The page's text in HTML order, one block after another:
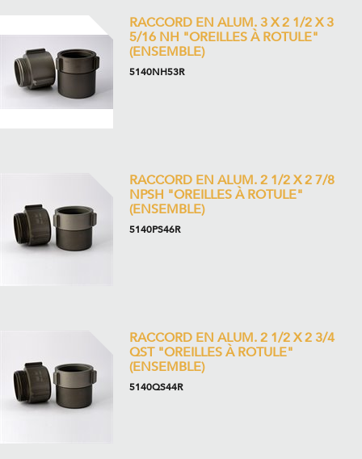
RACCORD EN ALUM. 3 X 2 1/2 X 3
5/16 NH "OREILLES À ROTULE"
(ENSEMBLE)
5140NH53R
RACCORD EN ALUM. 2 1/2 X 2 7/8
NPSH "OREILLES À ROTULE"
(ENSEMBLE)
5140PS46R
RACCORD EN ALUM. 2 1/2 X 2 3/4
QST "OREILLES À ROTULE"
(ENSEMBLE)
5140QS44R